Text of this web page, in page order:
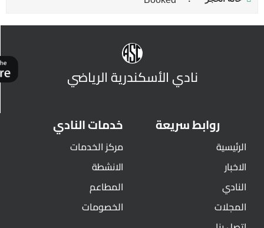
نادي الأسكندرية الرياضي
روابط سريعة
الرئيسية
الاخبار
النادي
المجلات
خدمات النادي
مركز الخدمات
الانشطة
المطاعم
الخصومات